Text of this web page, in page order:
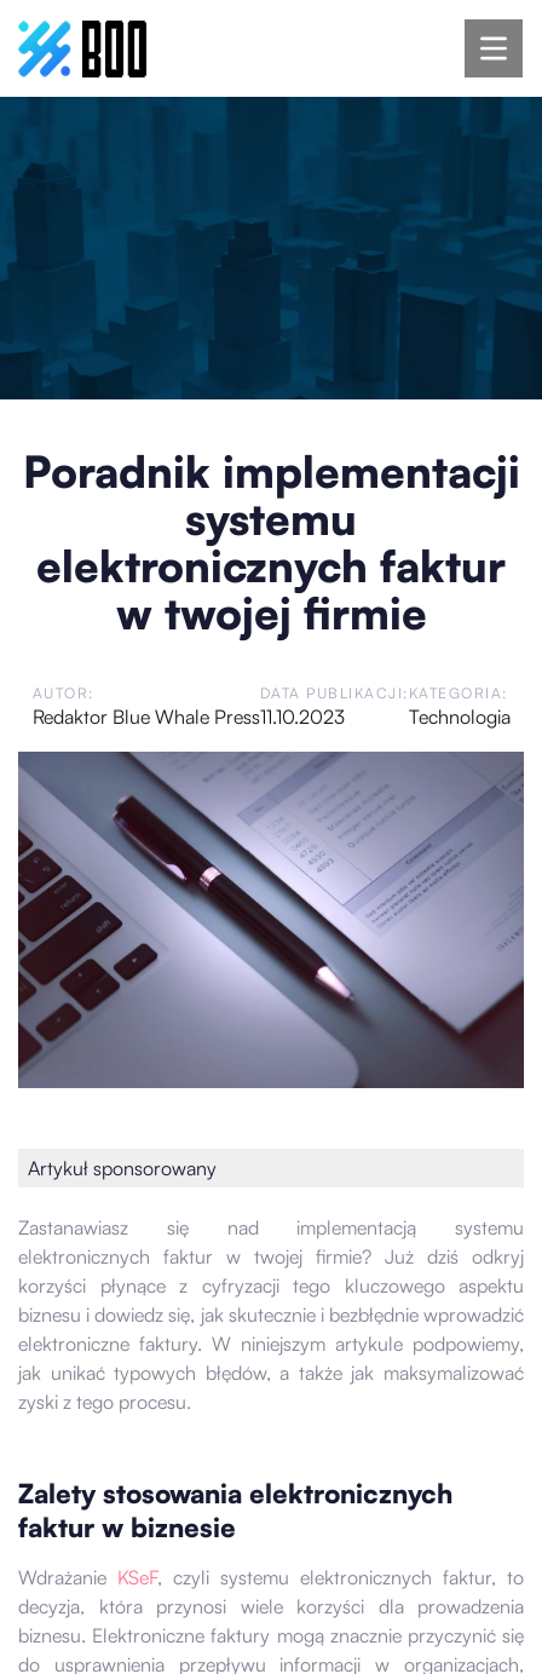
Poradnik implementacji
systemu
elektronicznych faktur
w twojej firmie
AUTOR:
Redaktor Blue Whale Press
DATA PUBLIKACJI:
11.10.2023
KATEGORIA:
Technologia
Artykuł sponsorowany
Zastanawiasz się nad implementacją systemu
elektronicznych faktur w twojej firmie? Już dziś odkryj
korzyści płynące z cyfryzacji tego kluczowego aspektu
biznesu i dowiedz się, jak skutecznie i bezbłędnie wprowadzić
elektroniczne faktury. W niniejszym artykule podpowiemy,
jak unikać typowych błędów, a także jak maksymalizować
zyski z tego procesu.
Zalety stosowania elektronicznych
faktur w biznesie
Wdrażanie KSeF, czyli systemu elektronicznych faktur, to
decyzja, która przynosi wiele korzyści dla prowadzenia
biznesu. Elektroniczne faktury mogą znacznie przyczynić się
do usprawnienia przepływu informacji w organizacjach,